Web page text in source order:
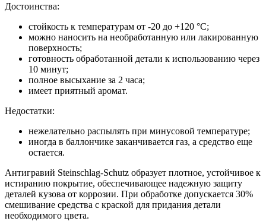
Достоинства:
стойкость к температурам от -20 до +120 °С;
можно наносить на необработанную или лакированную
поверхность;
готовность обработанной детали к использованию через
10 минут;
полное высыхание за 2 часа;
имеет приятный аромат.
Недостатки:
нежелательно распылять при минусовой температуре;
иногда в баллончике заканчивается газ, а средство еще
остается.
Антигравий Steinschlag-Schutz образует плотное, устойчивое к
истиранию покрытие, обеспечивающее надежную защиту
деталей кузова от коррозии. При обработке допускается 30%
смешивание средства с краской для придания детали
необходимого цвета.